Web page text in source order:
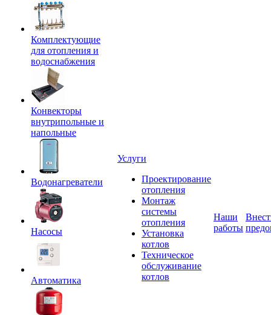
Комплектующие
для отопления и
водоснабжения
Конвекторы
внутрипольные и
напольные
Водонагреватели
Насосы
Автоматика
Услуги
Проектирование
отопления
Монтаж
системы
отопления
Установка
котлов
Техническое
обслуживание
котлов
Наши
работы